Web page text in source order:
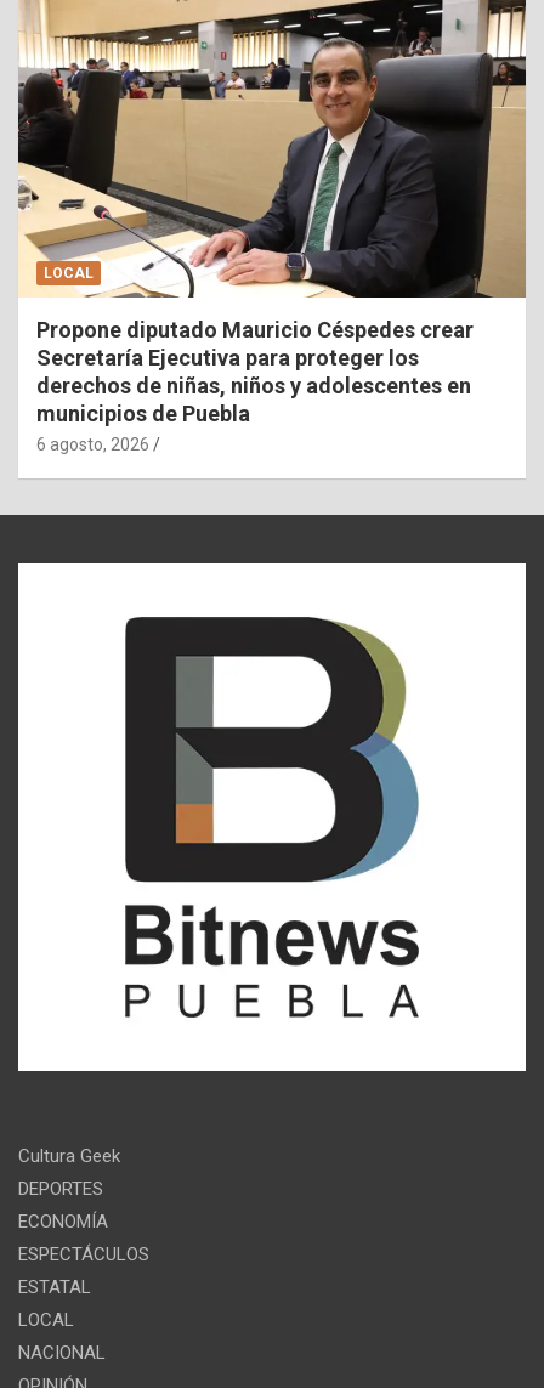
LOCAL
Propone diputado Mauricio Céspedes crear
Secretaría Ejecutiva para proteger los
derechos de niñas, niños y adolescentes en
municipios de Puebla
6 agosto, 2026
Cultura Geek
DEPORTES
ECONOMÍA
ESPECTÁCULOS
ESTATAL
LOCAL
NACIONAL